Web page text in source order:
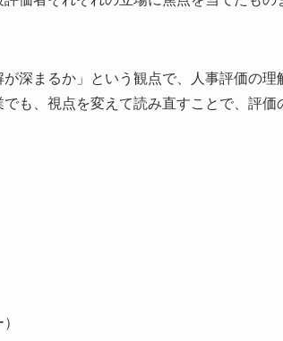
深まるか」という観点で、人事評価の理
も、視点を変えて読み直すことで、評価